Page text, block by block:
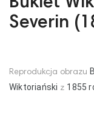
Severin
Reprodukcja obrazu
Wiktoriański z 1855